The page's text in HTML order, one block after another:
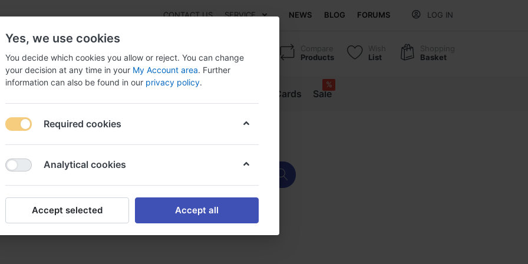
CONTACT US SERVICE NEWS BLOG FORUMS LOG IN
Compare
Products
Wish
List
Shopping
Basket
NEW
Gift Cards Sale
%
naltrexone acheter naltrexone
naltrexone
Yes, we use cookies
You decide which cookies you allow or reject. You can change
your decision at any time in your My Account area. Further
information can also be found in our privacy policy.
Required cookies
Analytical cookies
Accept selected Accept all